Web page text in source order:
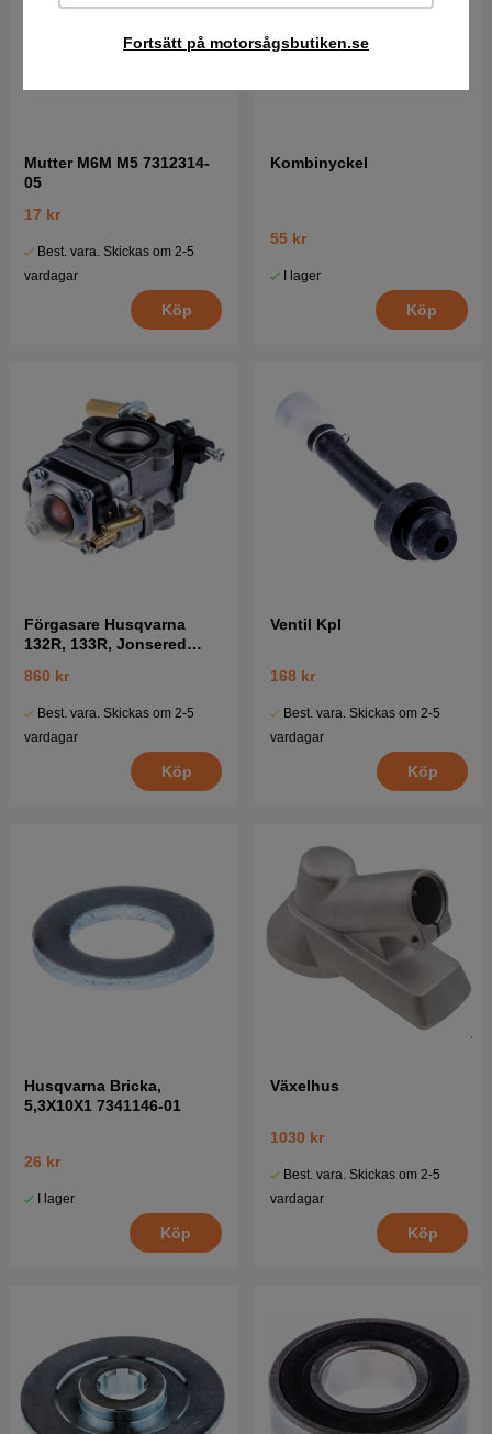
Fortsätt på motorsågsbutiken.se
Mutter M6M M5 7312314-
05
17 kr
Best. vara. Skickas om 2-5
vardagar
Köp
Kombinyckel
55 kr
I lager
Köp
Förgasare Husqvarna
132R, 133R, Jonsered
860 kr
Best. vara. Skickas om 2-5
vardagar
Köp
Ventil Kpl
168 kr
Best. vara. Skickas om 2-5
vardagar
Köp
Husqvarna Bricka,
5,3X10X1 7341146-01
26 kr
I lager
Köp
Växelhus
1030 kr
Best. vara. Skickas om 2-5
vardagar
Köp